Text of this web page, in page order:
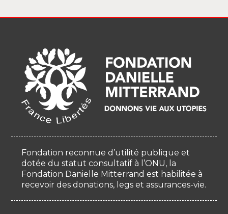
Fondation reconnue d’utilité publique et
dotée du statut consultatif à l’ONU, la
Fondation Danielle Mitterrand est habilitée à
recevoir des donations, legs et assurances-vie.